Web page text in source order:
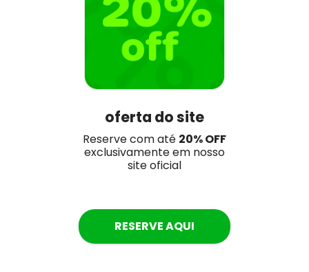
oferta do site
Reserve com até 20% OFF
exclusivamente em nosso
site oficial
RESERVE AQUI